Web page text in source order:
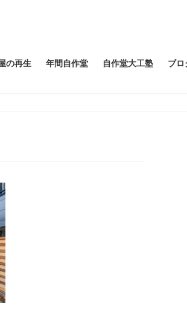
の再生 年間自作堂 自作堂大工塾 ブロ